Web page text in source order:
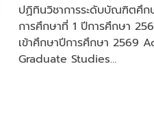
ปฏิทินวิชาการระดับบัณฑิตศึก
การศึกษาที่ 1 ปีการศึกษา
เข้าศึกษาปีการศึกษา 2569
Graduate Studies…